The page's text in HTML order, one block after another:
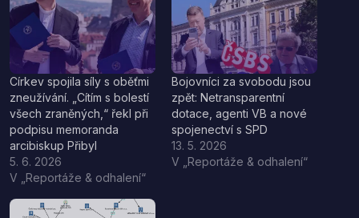
Církev spojila síly s oběťmi
zneužívání. „Cítím s bolestí
všech zraněných,“ řekl při
podpisu memoranda
arcibiskup Přibyl
5. 6. 2026
V „Reportáže & odhalení“
Bojovníci za svobodu jsou
zpět: Netransparentní
dotace, agenti VB a nové
spojenectví s SPD
13. 5. 2026
V „Reportáže & odhalení“